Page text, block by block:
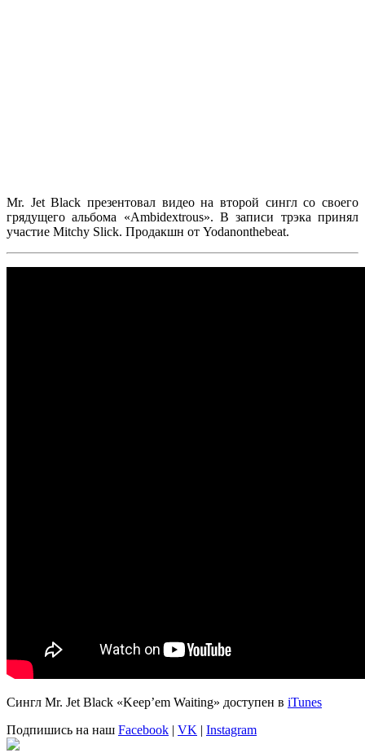
Mr. Jet Black презентовал видео на второй сингл со своего
грядущего альбома «Ambidextrous». В записи трэка принял
участие Mitchy Slick. Продакшн от Yodanonthebeat.
Сингл Mr. Jet Black «Keep’em Waiting» доступен в iTunes
Подпишись на наш Facebook | VK | Instagram